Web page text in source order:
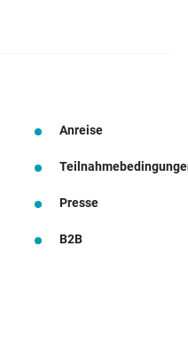
Anreise
Presse
B2B